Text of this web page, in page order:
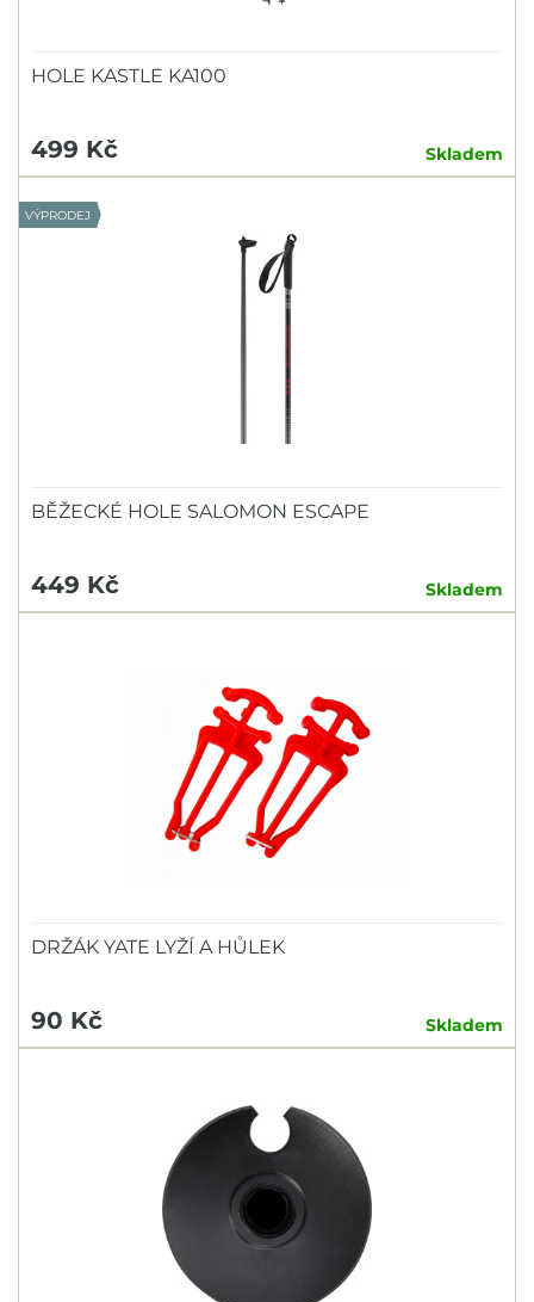
HOLE KASTLE KA100
499 Kč Skladem
VÝPRODEJ
BĚŽECKÉ HOLE SALOMON ESCAPE
449 Kč Skladem
DRŽÁK YATE LYŽÍ A HŮLEK
90 Kč Skladem